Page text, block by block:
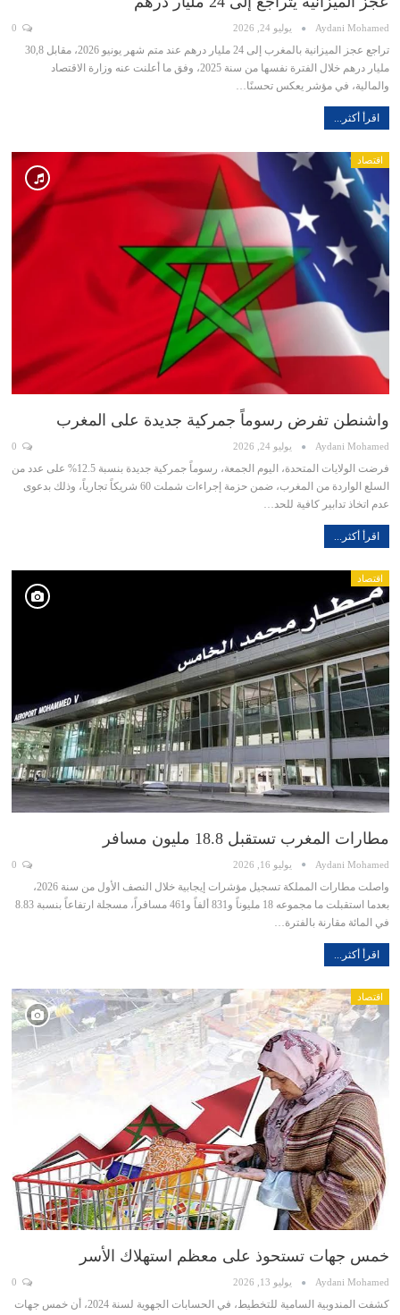
Aydani Mohamed يوليو 24, 2026
تراجع عجز الميزانية بالمغرب إلى 24 مليار درهم عند متم شهر يونيو 2026، مقابل 30,8
مليار درهم خلال الفترة نفسها من سنة 2025، وفق ما أعلنت عنه وزارة الاقتصاد
والمالية، في مؤشر يعكس تحسنًا…
اقرأ أكثر...
اقتصاد
واشنطن تفرض رسوماً جمركية جديدة على المغرب
Aydani Mohamed يوليو 24, 2026
فرضت الولايات المتحدة، اليوم الجمعة، رسوماً جمركية جديدة بنسبة 12.5% على عدد من
السلع الواردة من المغرب، ضمن حزمة إجراءات شملت 60 شريكاً تجارياً، وذلك بدعوى
عدم اتخاذ تدابير كافية للحد…
اقرأ أكثر...
اقتصاد
مطارات المغرب تستقبل 18.8 مليون مسافر
Aydani Mohamed يوليو 16, 2026
واصلت مطارات المملكة تسجيل مؤشرات إيجابية خلال النصف الأول من سنة 2026،
بعدما استقبلت ما مجموعه 18 مليوناً و831 ألفاً و461 مسافراً، مسجلة ارتفاعاً بنسبة 8.83
في المائة مقارنة بالفترة…
اقرأ أكثر...
اقتصاد
خمس جهات تستحوذ على معظم استهلاك الأسر
Aydani Mohamed يوليو 13, 2026
كشفت المندوبية السامية للتخطيط، في الحسابات الجهوية لسنة 2024، أن خمس جهات